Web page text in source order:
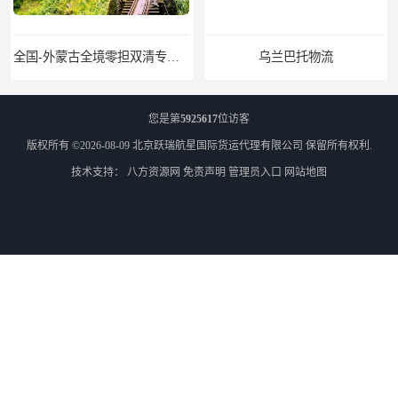
全国-外蒙古全境零担双清专线/外蒙古DDP双清 乌兰巴托物流
您是第5925617位访客
版权所有 ©2026-08-09 北京跃瑞航星国际货运代理有限公司 保留所有权利.
技术支持： 八方资源网 免责声明 管理员入口 网站地图